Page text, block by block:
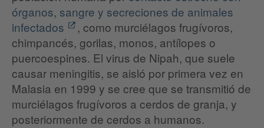
órganos, sangre y secreciones de animales
infectados
, como murciélagos frugívoros,
chimpancés, gorilas, monos, antílopes o
puercoespines. El virus de Nipah, que suele
causar meningitis, se aisló por primera vez en
Malasia en 1999 y se cree que se transmitió de
murciélagos frugívoros a cerdos de granja, y
posteriormente de cerdos a humanos.